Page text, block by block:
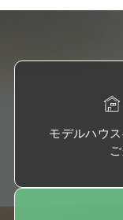
モデルハウ